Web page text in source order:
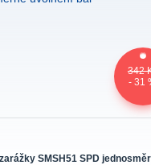
342
- 31
SMSH51 SPD